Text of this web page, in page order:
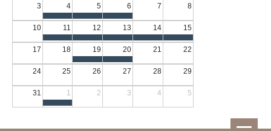
3 4 5 6 7 8
10 11 12 13 14 15
17 18 19 20 21 22
24 25 26 27 28 29
31 1 2 3 4 5